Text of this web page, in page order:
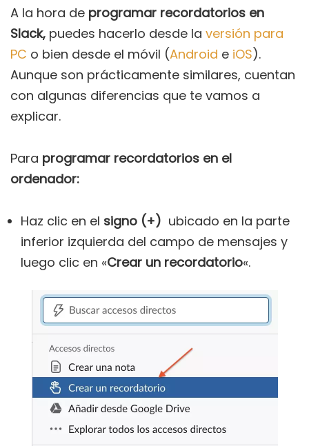
A la hora de programar recordatorios en
Slack, puedes hacerlo desde la versión para
PC o bien desde el móvil (Android e iOS).
Aunque son prácticamente similares, cuentan
con algunas diferencias que te vamos a
explicar.
Para programar recordatorios en el
ordenador:
Haz clic en el signo (+) ubicado en la parte
inferior izquierda del campo de mensajes y
luego clic en «Crear un recordatorio«.